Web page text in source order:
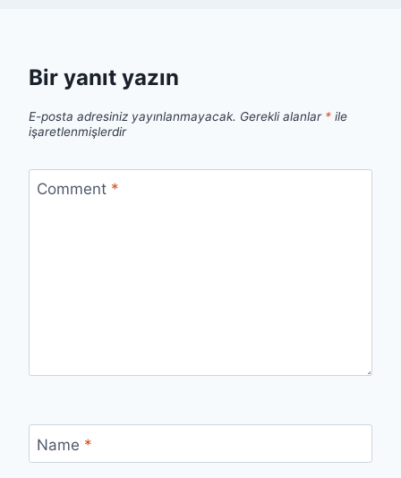
Bir yanıt yazın
E-posta adresiniz yayınlanmayacak. Gerekli alanlar * ile
işaretlenmişlerdir
Comment *
Name *